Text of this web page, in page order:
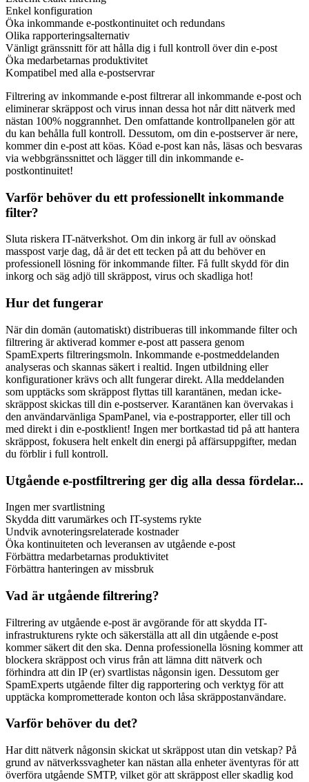
Enkel konfiguration
Öka inkommande e-postkontinuitet och redundans
Olika rapporteringsalternativ
Vänligt gränssnitt för att hålla dig i full kontroll över din e-post
Öka medarbetarnas produktivitet
Kompatibel med alla e-postservrar
Filtrering av inkommande e-post filtrerar all inkommande e-post och
eliminerar skräppost och virus innan dessa hot når ditt nätverk med
nästan 100% noggrannhet. Den omfattande kontrollpanelen gör att
du kan behålla full kontroll. Dessutom, om din e-postserver är nere,
kommer din e-post att köas. Köad e-post kan nås, läsas och besvaras
via webbgränssnittet och lägger till din inkommande e-
postkontinuitet!
Varför behöver du ett professionellt inkommande
filter?
Sluta riskera IT-nätverkshot. Om din inkorg är full av oönskad
masspost varje dag, då är det ett tecken på att du behöver en
professionell lösning för inkommande filter. Få fullt skydd för din
inkorg och säg adjö till skräppost, virus och skadliga hot!
Hur det fungerar
När din domän (automatiskt) distribueras till inkommande filter och
filtrering är aktiverad kommer e-post att passera genom
SpamExperts filtreringsmoln. Inkommande e-postmeddelanden
analyseras och skannas säkert i realtid. Ingen utbildning eller
konfigurationer krävs och allt fungerar direkt. Alla meddelanden
som upptäcks som skräppost flyttas till karantänen, medan icke-
skräppost skickas till din e-postserver. Karantänen kan övervakas i
den användarvänliga SpamPanel, via e-postrapporter, eller till och
med direkt i din e-postklient! Ingen mer bortkastad tid på att hantera
skräppost, fokusera helt enkelt din energi på affärsuppgifter, medan
du förblir i full kontroll.
Utgående e-postfiltrering ger dig alla dessa fördelar...
Ingen mer svartlistning
Skydda ditt varumärkes och IT-systems rykte
Undvik avnoteringsrelaterade kostnader
Öka kontinuiteten och leveransen av utgående e-post
Förbättra medarbetarnas produktivitet
Förbättra hanteringen av missbruk
Vad är utgående filtrering?
Filtrering av utgående e-post är avgörande för att skydda IT-
infrastrukturens rykte och säkerställa att all din utgående e-post
kommer säkert dit den ska. Denna professionella lösning kommer att
blockera skräppost och virus från att lämna ditt nätverk och
förhindra att din IP (er) svartlistas någonsin igen. Dessutom ger
SpamExperts utgående filter dig rapportering och verktyg för att
upptäcka komprometterade konton och låsa skräppostanvändare.
Varför behöver du det?
Har ditt nätverk någonsin skickat ut skräppost utan din vetskap? På
grund av nätverkssvagheter kan nästan alla enheter äventyras för att
överföra utgående SMTP, vilket gör att skräppost eller skadlig kod